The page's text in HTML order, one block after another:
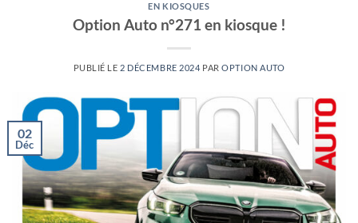
EN KIOSQUES
Option Auto n°271 en kiosque !
PUBLIÉ LE 2 DÉCEMBRE 2024 PAROPTION AUTO
02
Déc